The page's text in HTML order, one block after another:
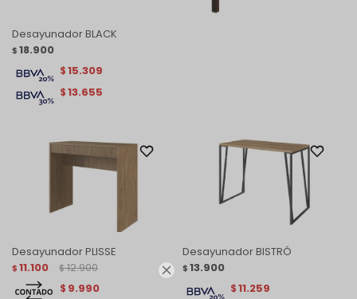

Desayunador BLACK
$ 18.900
$13.655
$15.309
Desayunador PLISSE
$ 11.100 $ 12.900
$ 9.990
Desayunador BISTRÓ
$ 13.900
$11.259